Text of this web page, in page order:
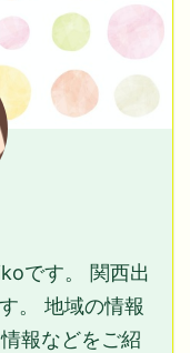
です。 関西出
。 地域の情報
報などをご紹